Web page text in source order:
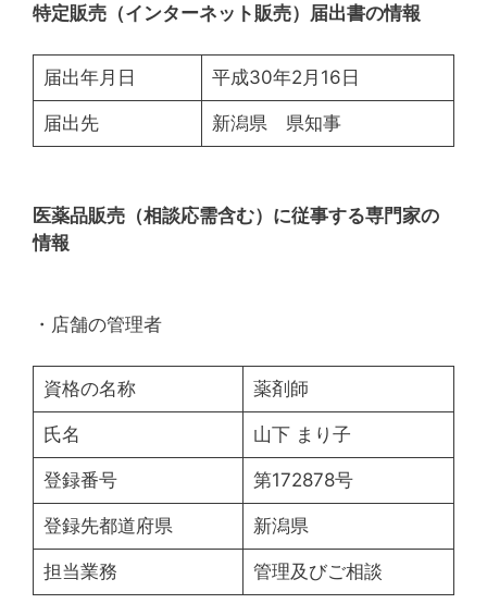
特定販売（インターネット販売）届出書の情報
届出年月日 平成30年2月16日
届出先 新潟県 県知事
医薬品販売（相談応需含む）に従事する専門家の
情報
・店舗の管理者
資格の名称 薬剤師
氏名 山下 まり子
登録番号 第172878号
登録先都道府県 新潟県
担当業務 管理及びご相談